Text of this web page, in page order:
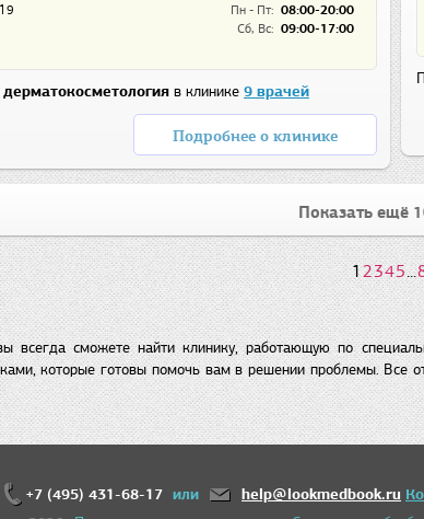
Пн - Пт: 08:00-20:00
Сб, Вс: 09:00-17:00
дерматокосметология в клинике 9 врачей
Подробнее о клинике
Показать ещё
12345...
всегда сможете найти клинику, работающую по
которые готовы помочь вам в решении проблемы. Все
+7 (495) 431-68-17 или help@lookmedbook.ru